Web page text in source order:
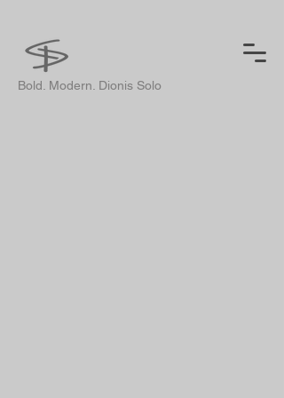
Bold. Modern. Dionis Solo